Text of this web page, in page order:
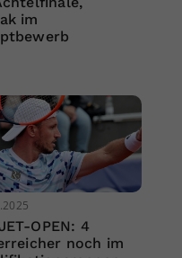
im
OPEN: 4
noch im